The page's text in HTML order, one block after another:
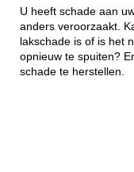
U heeft schade aan
anders veroorzaakt.
lakschade is of is het
opnieuw te spuiten?
schade te herstellen.